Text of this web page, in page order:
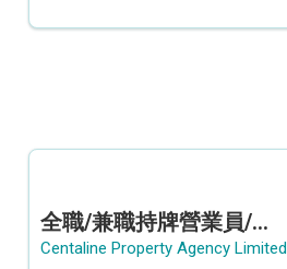
全職/兼職持牌營業員/持牌地產代理 (長沙灣/將軍澳/油塘)
Centaline Property Agency Limited